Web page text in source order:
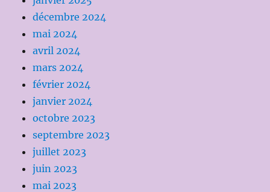
décembre 2024
mai 2024
avril 2024
mars 2024
février 2024
janvier 2024
octobre 2023
septembre 2023
juillet 2023
juin 2023
mai 2023